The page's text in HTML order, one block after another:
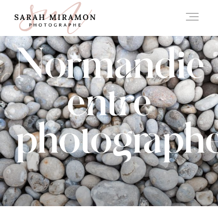
Normandie
entre
A PROPOS
INFOS
HISTOIRES
CONTACT